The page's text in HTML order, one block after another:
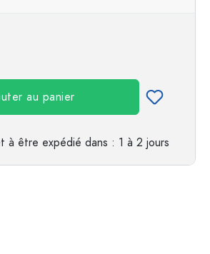
au panier
à être expédié dans : 1 à 2 jours